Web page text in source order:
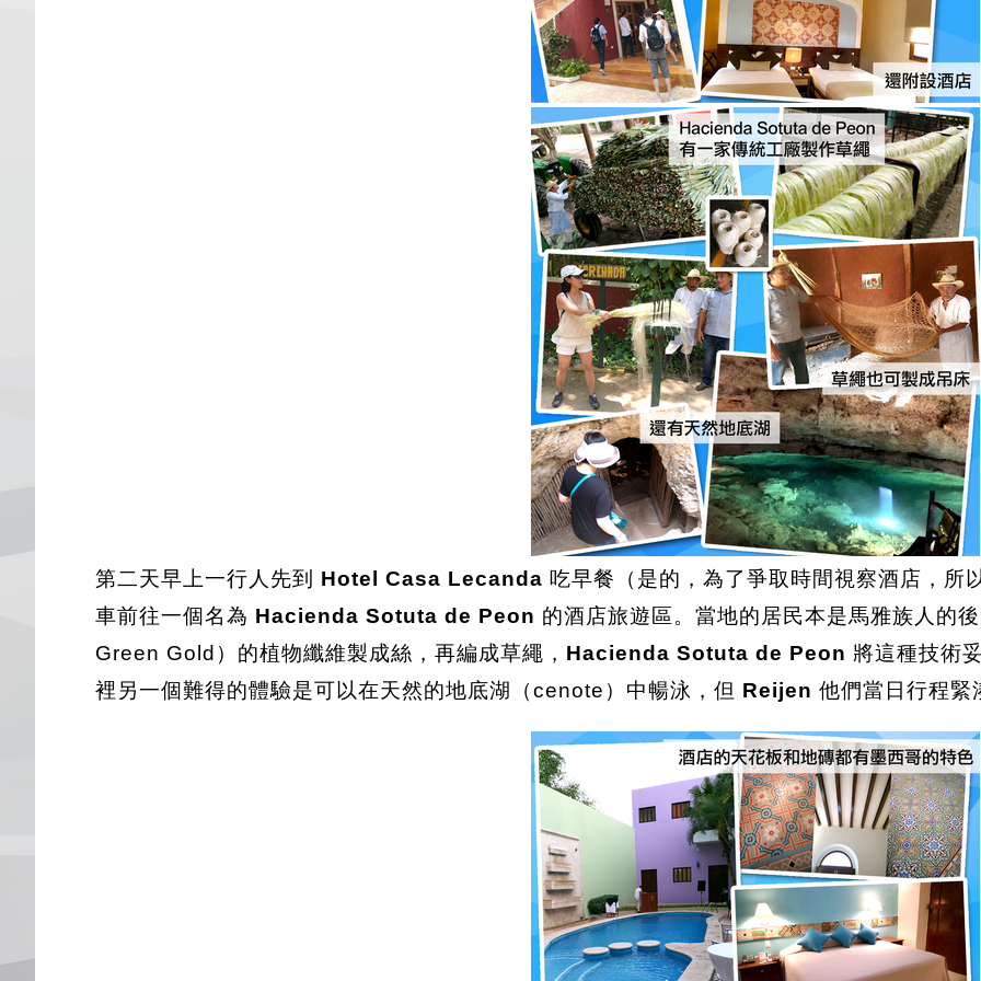
第二天早上一行人先到 Hotel Casa Lecanda 吃早餐（是的，為了爭取時間視察酒店，所
車前往一個名為 Hacienda Sotuta de Peon 的酒店旅遊區。當地的居民本是馬雅族人的
Green Gold）的植物纖維製成絲，再編成草繩， Hacienda Sotuta de Peon 將這種技術
裡另一個難得的體驗是可以在天然的地底湖（cenote）中暢泳，但 Reijen 他們當日行程緊